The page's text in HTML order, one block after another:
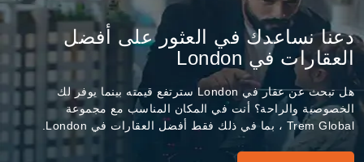
دعنا نساعدك في العثور على أفضل
العقارات في London
هل تبحث عن عقار في London سترتفع قيمته بينما يوفر لك
الخصوصية والراحة؟ أنت في المكان المناسب مع مجموعة
Trem Global ، بما في ذلك فقط أفضل العقارات في London.